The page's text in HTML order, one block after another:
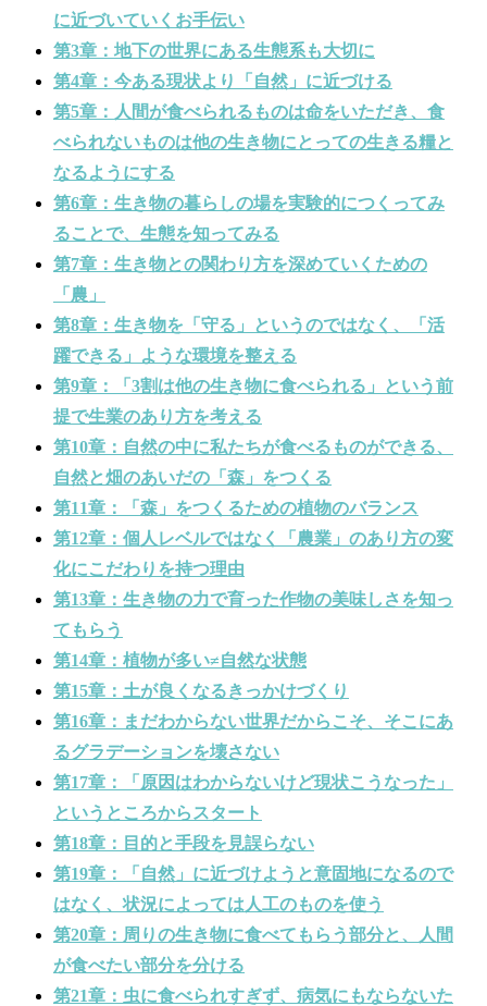
に近づいていくお手伝い
第3章：地下の世界にある生態系も大切に
第4章：今ある現状より「自然」に近づける
第5章：人間が食べられるものは命をいただき、食
べられないものは他の生き物にとっての生きる糧と
なるようにする
第6章：生き物の暮らしの場を実験的につくってみ
ることで、生態を知ってみる
第7章：生き物との関わり方を深めていくための
「農」
第8章：生き物を「守る」というのではなく、「活
躍できる」ような環境を整える
第9章：「3割は他の生き物に食べられる」という前
提で生業のあり方を考える
第10章：自然の中に私たちが食べるものができる、
自然と畑のあいだの「森」をつくる
第11章：「森」をつくるための植物のバランス
第12章：個人レベルではなく「農業」のあり方の変
化にこだわりを持つ理由
第13章：生き物の力で育った作物の美味しさを知っ
てもらう
第14章：植物が多い≠自然な状態
第15章：土が良くなるきっかけづくり
第16章：まだわからない世界だからこそ、そこにあ
るグラデーションを壊さない
第17章：「原因はわからないけど現状こうなった」
というところからスタート
第18章：目的と手段を見誤らない
第19章：「自然」に近づけようと意固地になるので
はなく、状況によっては人工のものを使う
第20章：周りの生き物に食べてもらう部分と、人間
が食べたい部分を分ける
第21章：虫に食べられすぎず、病気にもならないた